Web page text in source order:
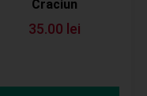
Craciun
35.00 lei